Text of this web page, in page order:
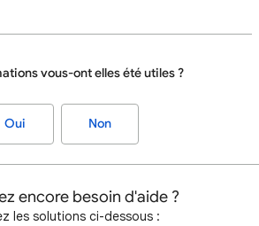
vous-ont elles été utiles ?
Oui Non
encore besoin d'aide ?
les solutions ci-dessous :